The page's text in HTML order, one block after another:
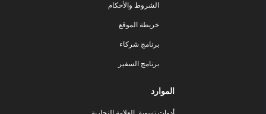
الشروط والأحكام
خريطة الموقع
برنامج شركاء
برنامج السفير
الموارد